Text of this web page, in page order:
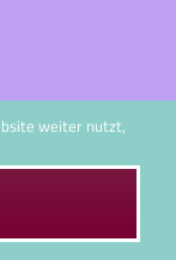
weiter nutzt,